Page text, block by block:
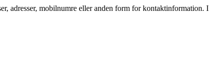
adresser, mobilnumre eller anden form for kontaktinformation. I